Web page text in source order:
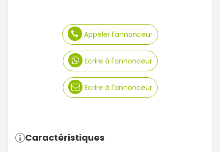
Appeler l'annonceur
Ecrire à l'annonceur
Ecrire à l'annonceur
Caractéristiques